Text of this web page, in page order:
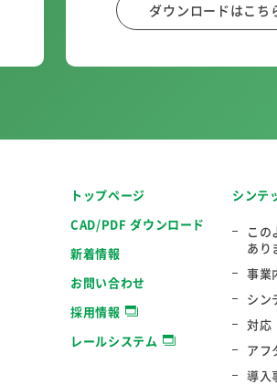
ダウンロードはこち
トップページ
CAD/PDF ダウンロード
新着情報
お問い合わせ
採用情報
レールシステム
シンテ
この
あり
事業
シン
対応
アフ
導入